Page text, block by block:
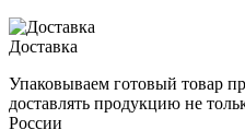
Доставка
Упаковываем готовый товар
доставлять продукцию не
России